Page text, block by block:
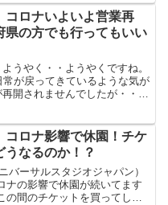
いるだけに画像をみるだけで
します...
コロナいよいよ営業再
県の方でも行ってもいい
うやく・・ようやくですね。
が戻ってきているような気が
開されませんでしたが・・！
コロナ影響で休園！チケ
うなるのか！？
バーサルスタジオジャパン）
ナの影響で休園が続いてます
の間のチケットを買ってしま